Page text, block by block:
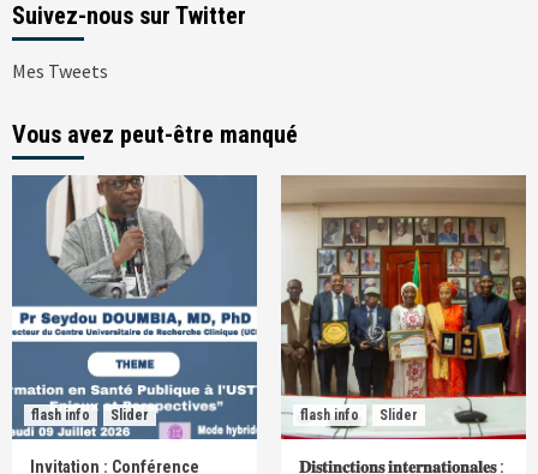
Suivez-nous sur Twitter
Mes Tweets
Vous avez peut-être manqué
flash info Slider
Invitation : Conférence
flash info Slider
𝐃𝐢𝐬𝐭𝐢𝐧𝐜𝐭𝐢𝐨𝐧𝐬 𝐢𝐧𝐭𝐞𝐫𝐧𝐚𝐭𝐢𝐨𝐧𝐚𝐥𝐞𝐬 :